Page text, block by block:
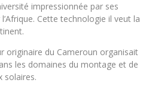
impressionnée par ses
Cette technologie il veut la
originaire du Cameroun organisait
les domaines du montage et de
solaires.